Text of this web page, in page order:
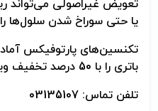
تعویض غیراصولی می‌تواند
یا حتی سوراخ شدن سلول‌ها
تکنسین‌های پارتوفیکس
باتری را با 50 درصد تخفیف ویژه انجام دهند.
تلفن تماس: 03135107